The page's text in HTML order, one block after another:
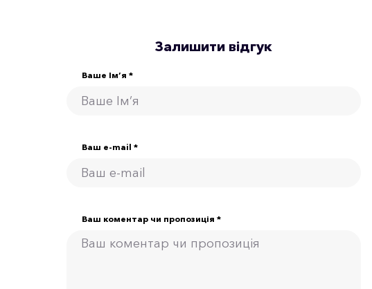
Залишити відгук
Ваше Ім’я *
Ваш e-mail *
Ваш коментар чи пропозиція *